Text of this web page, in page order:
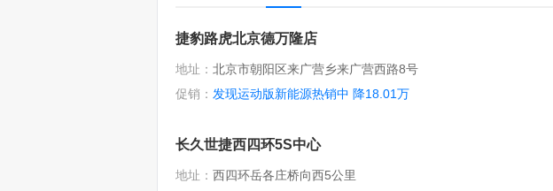
捷豹路虎北京德万隆店
地址： 北京市朝阳区来广营乡来广营西路8号
促销： 发现运动版新能源热销中 降18.01万
长久世捷西四环5S中心
地址： 西四环岳各庄桥向西5公里